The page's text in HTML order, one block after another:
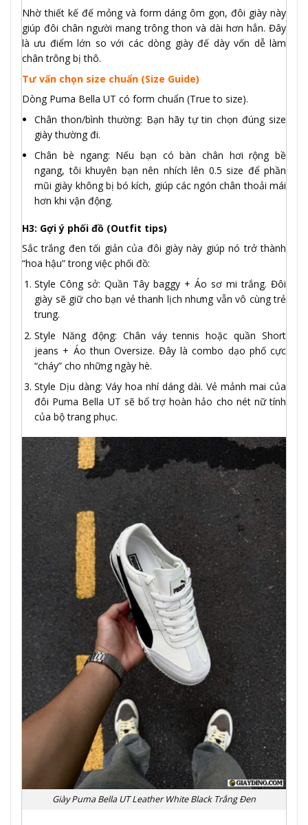
Nhờ thiết kế đế mỏng và form dáng ôm gọn, đôi giày này
giúp đôi chân người mang trông thon và dài hơn hẳn. Đây
là ưu điểm lớn so với các dòng giày đế dày vốn dễ làm
chân trông bị thô.
Tư vấn chọn size chuẩn (Size Guide)
Dòng Puma Bella UT có form chuẩn (True to size).
Chân thon/bình thường: Bạn hãy tự tin chọn đúng size
giày thường đi.
Chân bè ngang: Nếu bạn có bàn chân hơi rộng bề
ngang, tôi khuyên bạn nên nhích lên 0.5 size để phần
mũi giày không bị bó kích, giúp các ngón chân thoải mái
hơn khi vận động.
H3: Gợi ý phối đồ (Outfit tips)
Sắc trắng đen tối giản của đôi giày này giúp nó trở thành
“hoa hậu” trong việc phối đồ:
Style Công sở: Quần Tây baggy + Áo sơ mi trắng. Đôi
giày sẽ giữ cho bạn vẻ thanh lịch nhưng vẫn vô cùng trẻ
trung.
Style Năng động: Chân váy tennis hoặc quần Short
jeans + Áo thun Oversize. Đây là combo dạo phố cực
“cháy” cho những ngày hè.
Style Dịu dàng: Váy hoa nhí dáng dài. Vẻ mảnh mai của
đôi Puma Bella UT sẽ bổ trợ hoàn hảo cho nét nữ tính
của bộ trang phục.
Giày Puma Bella UT Leather White Black Trắng Đen